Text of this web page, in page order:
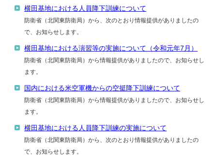
横田基地における人員降下訓練について
防衛省（北関東防衛局）から、次のとおり情報提供がありましたの
で、お知らせします。
横田基地における演習等の実施について（令和元年7月）
防衛省（北関東防衛局）から情報提供がありましたので、お知らせし
ます。
国内における米空軍機からの空挺降下訓練について
防衛省（北関東防衛局）から情報提供がありましたので、お知らせし
ます。
横田基地における人員降下訓練の実施について
防衛省（北関東防衛局）から、次のとおり情報提供がありましたの
で、お知らせします。